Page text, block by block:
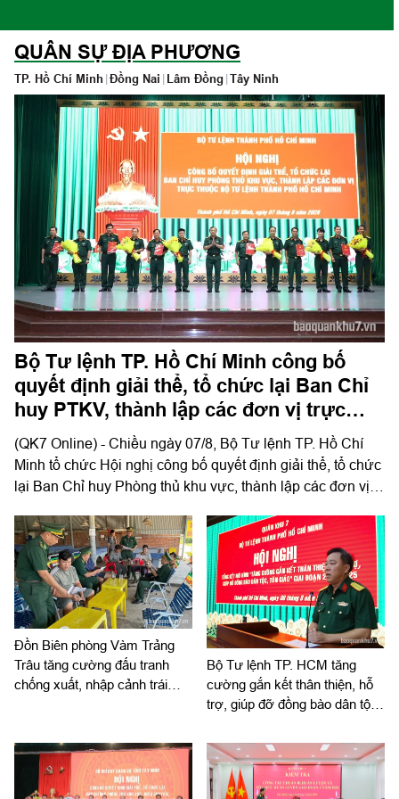
QUÂN SỰ ĐỊA PHƯƠNG
TP. Hồ Chí Minh |Đồng Nai | Lâm Đồng|Tây Ninh
Bộ Tư lệnh TP. Hồ Chí Minh công bố
quyết định giải thể, tổ chức lại Ban Chỉ
huy PTKV, thành lập các đơn vị trực
thuộc
(QK7 Online) - Chiều ngày 07/8, Bộ Tư lệnh TP. Hồ Chí
Minh tổ chức Hội nghị công bố quyết định giải thể, tổ chức
lại Ban Chỉ huy Phòng thủ khu vực, thành lập các đơn vị
hành Trung ương Đảng, Ủy viên Quân ủy Trung ương,
Phó Bí thư Đảng ủy, Tư lệnh Quân khu dự, chỉ đạo hội
nghị. Thiếu tướng Vũ Văn Điền, Ủy viên Ban Thường vụ
Thành ủy, Tư lệnh Bộ Tư lệnh TP. Hồ Chí Minh chủ trì hội
nghị.
Đồn Biên phòng Vàm Trảng
Trâu tăng cường đấu tranh
chống xuất, nhập cảnh trái
Bộ Tư lệnh TP. HCM tăng
cường gắn kết thân thiện, hỗ
trợ, giúp đỡ đồng bào dân tộc,